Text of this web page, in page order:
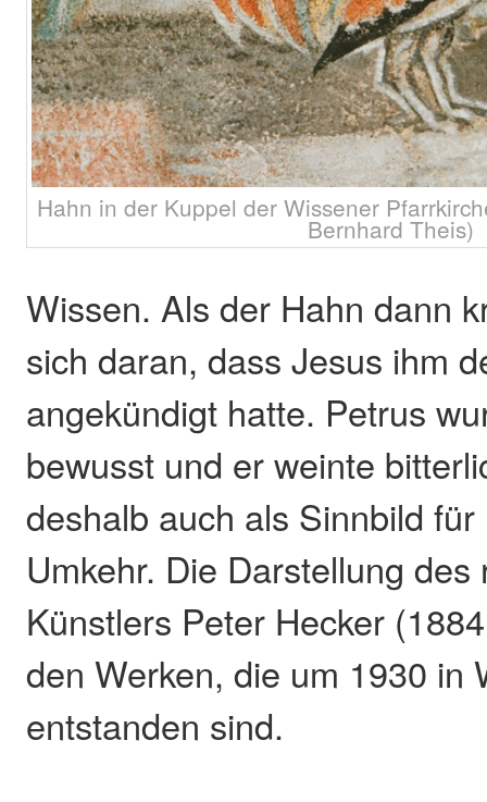
Hahn in der Kuppel der Wissener
Bernhard Theis)
Wissen. Als der Hahn dann
sich daran, dass Jesus ihm
angekündigt hatte. Petrus
bewusst und er weinte
deshalb auch als Sinnbild
Umkehr. Die Darstellung
Künstlers Peter Hecker
den Werken, die um 1930 in
entstanden sind.